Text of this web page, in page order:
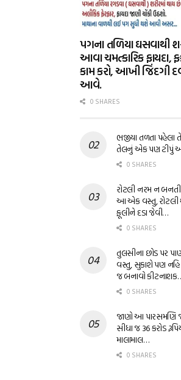
પગના તળિયા ઘસવાથી
આવા ચમત્કારિક ફાયદા,
કામ કરો, આખી જિંદગી
આવે.
0 SHARES
ભજીયા તળતા પહેલા
તેલનું એક પણ ટીપું
0 SHARES
રોટલી નરમ ન બનતી
આ એક વસ્તુ,
ફૂલીને દડા જેવી…
0 SHARES
તુલસીના છોડ પર
વસ્તુ, સુકાશે પણ
જ બનાવો
0 SHARES
જાણો આ પારસમણિ
સીધા જ 36 કરોડ
માલામાલ…
0 SHARES